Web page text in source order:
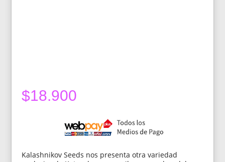
$18.900
Kalashnikov Seeds nos presenta otra variedad